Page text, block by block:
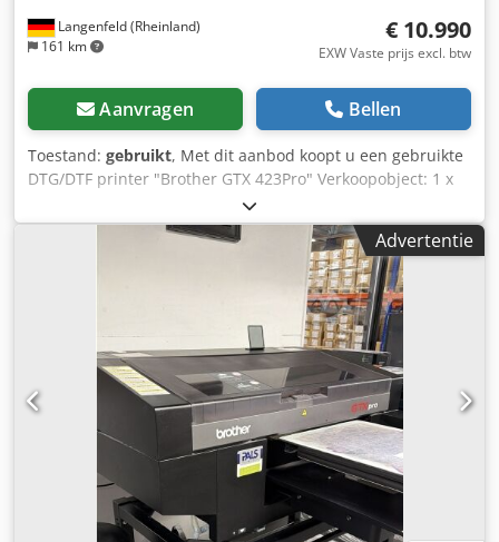
Langenfeld (Rheinland)
161 km
€ 10.990
EXW Vaste prijs excl. btw
Aanvragen Bellen
Toestand: gebruikt, Met dit aanbod koopt u een gebruikte
DTG/DTF printer "Brother GTX 423Pro" Verkoopobject: 1 x
Brother GTX 423Pro met de volgende uitrusting: inclusief
Lotus Heat Press LTS 150B Slide inclusief Schulze PreTreat
Maker 5 Dwsdsy R Nmhjpfx Agyea Tellerstanden: Totaal:
ca. 5.500 prints Staat: Dit aanbod betreft een gebruikt
apparaat dat mogelijk gebruikssporen (kleine krassen of
verkleuringen) kan vertonen. Het apparaat is getest op
werking Een testprint is zichtbaar op de foto Verpakking en
verzending: U bent van harte welkom om het apparaat
tijdens onze openingstijden te komen bezichtigen. Maak
hiervoor alstublieft een afspraak! Zeewaardige verpakking
en wereldwijde verzending op aanvraag mogelijk! Voor
verzending of afhaling wordt er voor u een
functioneringstest op video vastgelegd. Voor meer
informatie kunt u uiteraard ook persoonlijk contact met
ons opnemen.
Advertentie